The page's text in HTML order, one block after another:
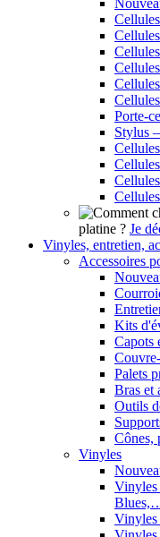
Porte-
Stylus
platine ? Je
Vinyles, entretien,
Accessoires
Kits
Capots
Palets
Bras et
Outils
Cônes,
Vinyles
Vinyles
Vinyles